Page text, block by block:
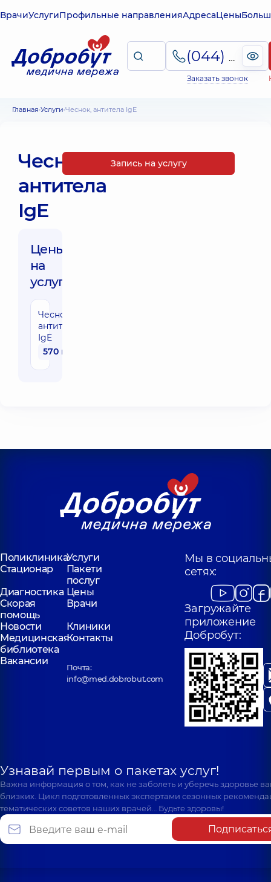
ВрачиУслугиПрофильные направленияАдресаЦены
(044) 495-2-888
Заказать звонок
Главная Услуги Чеснок, антитела IgE
Чеснок,
антитела
IgE
Цены
на
услуги:
Чеснок,
антитела
IgE
570 грн
Запись на услугу
ПоликлиникаУслуги
Стационар
Пакети
послуг
Диагностика Цены
Скорая
помощь
Врачи
Новости
Клиники
Медицинская
библиотека
Контакты
Вакансии
Почта:
info@med.dobrobut.com
Мы в
сетях:
Загружайте
приложение
Добробут:
Узнавай первым о пакетах услуг!
Важна информация о том, как не заболеть и уберечь здоровье
близких. Цикл подготовленных экспертами сезонных
тематических советов наших врачей… Будьте здоровы!